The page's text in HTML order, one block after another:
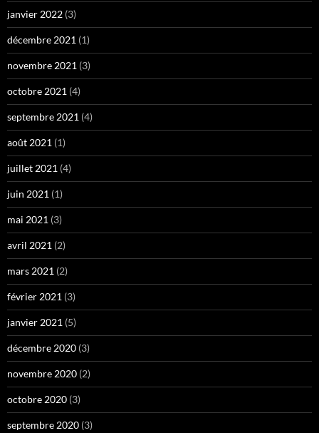
janvier 2022 (3)
décembre 2021 (1)
novembre 2021 (3)
octobre 2021 (4)
septembre 2021 (4)
août 2021 (1)
juillet 2021 (4)
juin 2021 (1)
mai 2021 (3)
avril 2021 (2)
mars 2021 (2)
février 2021 (3)
janvier 2021 (5)
décembre 2020 (3)
novembre 2020 (2)
octobre 2020 (3)
septembre 2020 (3)